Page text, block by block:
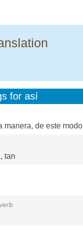
for así
manera, de este modo
, tan